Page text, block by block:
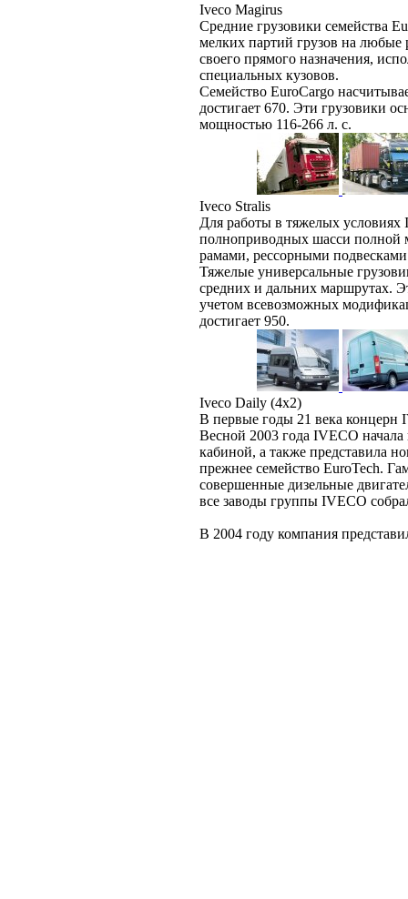
Iveco Magirus
Cредние грузовики семейства
мелких партий грузов на любые
своего прямого назначения,
специальных кузовов.
Семейство EuroCargo
достигает 670. Эти грузовики
мощностью 116-266 л. с.
Iveco Stralis
Для работы в тяжелых
полноприводных шасси полной
рамами, рессорными
Тяжелые универсальные
средних и дальних маршрутах.
учетом всевозможных
достигает 950.
Iveco Daily (4х2)
В первые годы 21 века концерн
Весной 2003 года IVECO
кабиной, а также представила
прежнее семейство EuroTech.
совершенные дизельные
все заводы группы IVECO
В 2004 году компания